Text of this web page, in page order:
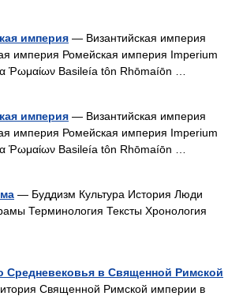
империя — Византийская империя
империя Ромейская империя Imperium
Ῥωμαίων Basileía tôn Rhōmaíōn …
империя — Византийская империя
империя Ромейская империя Imperium
Ῥωμαίων Basileía tôn Rhōmaíōn …
— Буддизм Культура История Люди
Терминология Тексты Хронология
Cредневековья в Священной Римской
Священной Римской империи в